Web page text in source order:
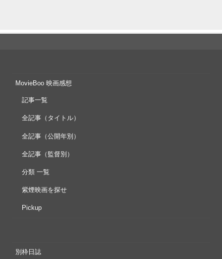
MovieBoo 映画感想
記事一覧
全記事（タイトル）
全記事（公開年別）
全記事（監督別）
分類 一覧
紫煙映画を探せ
Pickup
別枠日誌